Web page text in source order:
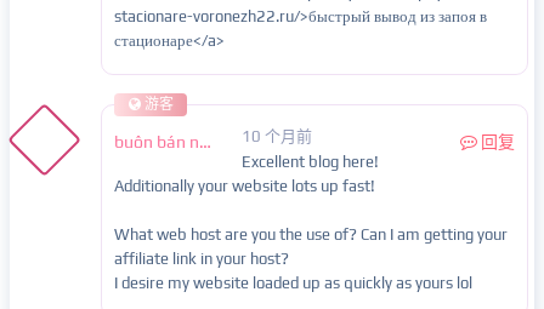
stacionare-voronezh22.ru/>быстрый вывод из запоя в
стационаре</a>
游客
回复
buôn bán nội tạng
10 个月前
Excellent blog here!
Additionally your website lots up fast!
What web host are you the use of? Can I am getting your
affiliate link in your host?
I desire my website loaded up as quickly as yours lol